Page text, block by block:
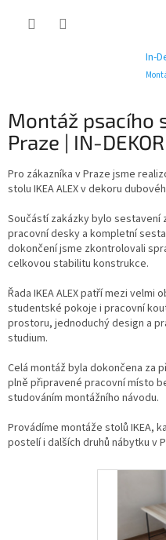
In-
Montáž psacího
Praze | IN-DEKOR
Pro zákazníka v Praze jsme
stolu IKEA ALEX v dekoru
Součástí zakázky bylo sestavení
pracovní desky a kompletní
dokončení jsme zkontrolovali
celkovou stabilitu konstrukce.
Řada IKEA ALEX patří mezi
studentské pokoje i pracovní
prostoru, jednoduchý design a
studium.
Celá montáž byla dokončena za
plně připravené pracovní místo
studováním montážního návodu.
Provádíme montáže stolů IKEA,
postelí i dalších druhů nábytku v